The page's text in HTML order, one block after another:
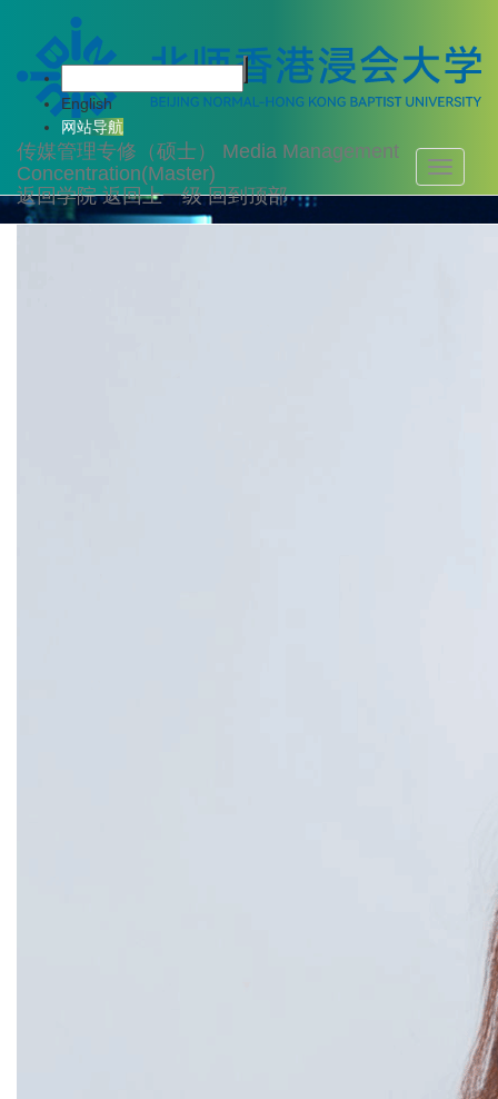
传媒管理专修（硕士）
Media Management
Concentration(Master)
返回学院 返回上一级 回到顶部
English
网站导航
Toggle